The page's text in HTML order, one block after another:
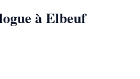
à Elbeuf